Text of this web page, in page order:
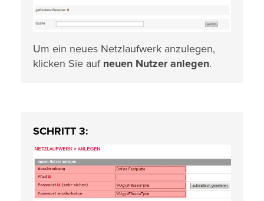
Um ein neues Netzlaufwerk anzulegen,
klicken Sie auf neuen Nutzer anlegen.
SCHRITT 3: